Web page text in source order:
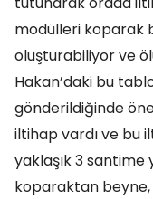
modülleri koparak
oluşturabiliyor ve
Hakan’daki bu
gönderildiğinde
iltihap vardı ve bu
yaklaşık 3 santime
koparaktan